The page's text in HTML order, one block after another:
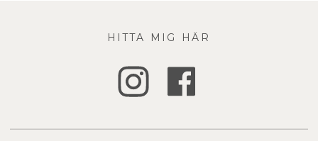
HITTA MIG HÄR